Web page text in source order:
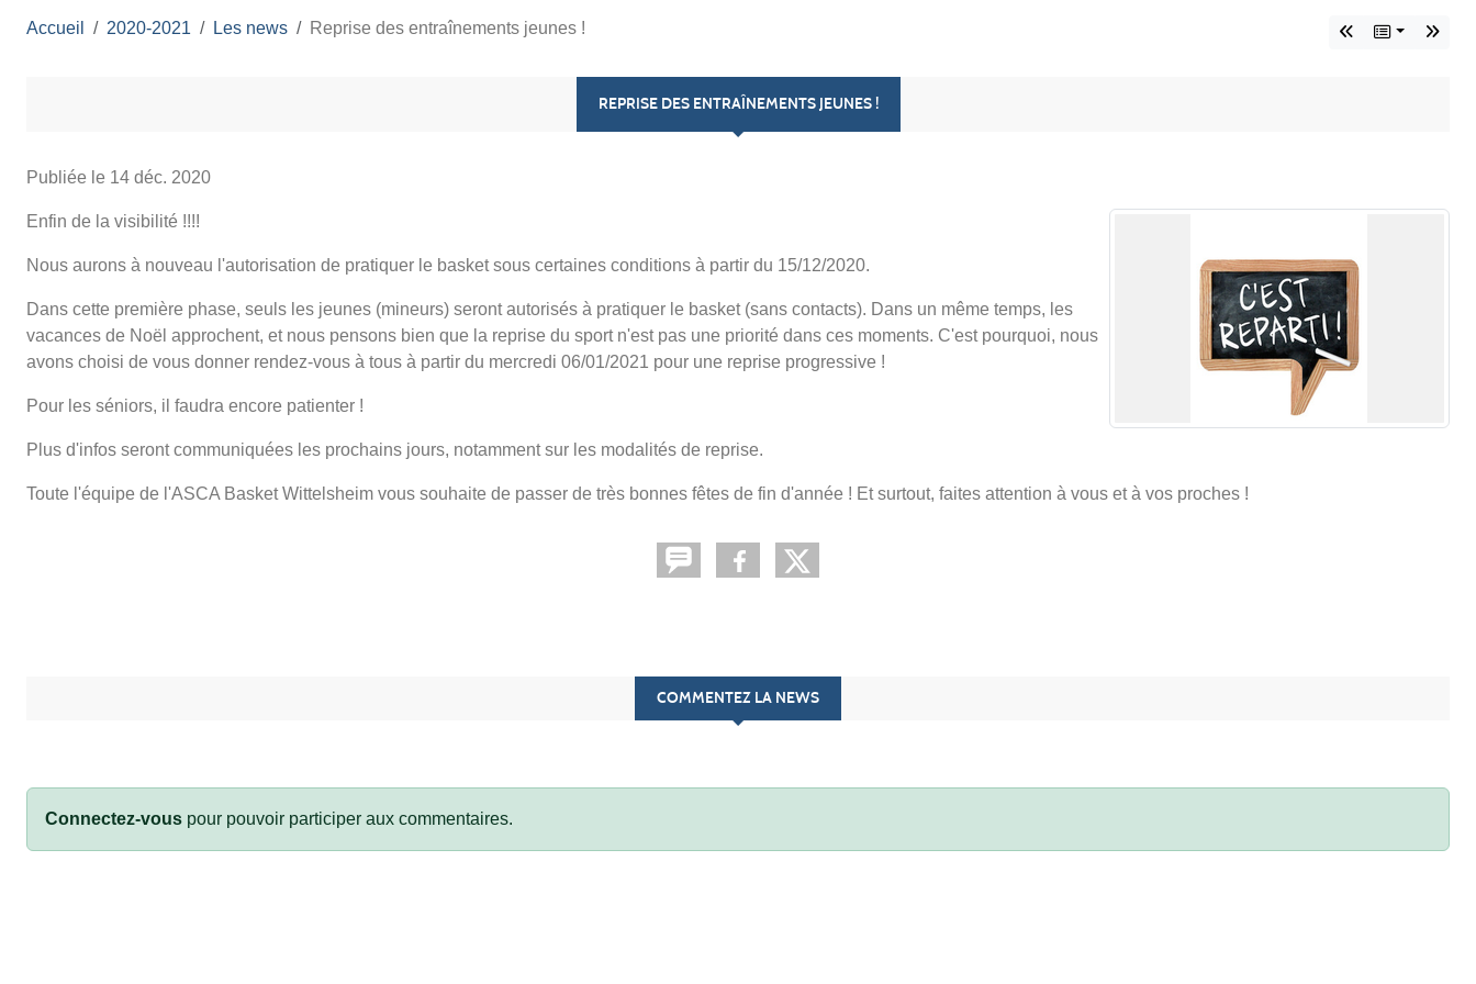
Accueil 2020-2021 Les news Reprise des entraînements jeunes !
REPRISE DES ENTRAÎNEMENTS JEUNES !
Publiée le 14 déc. 2020
Enfin de la visibilité !!!!
Nous aurons à nouveau l'autorisation de pratiquer le basket sous certaines conditions à partir du 15/12/2020.
Dans cette première phase, seuls les jeunes (mineurs) seront autorisés à pratiquer le basket (sans contacts). Dans un même temps, les
vacances de Noël approchent, et nous pensons bien que la reprise du sport n'est pas une priorité dans ces moments. C'est pourquoi, nous
avons choisi de vous donner rendez-vous à tous à partir du mercredi 06/01/2021 pour une reprise progressive !
Pour les séniors, il faudra encore patienter !
Plus d'infos seront communiquées les prochains jours, notamment sur les modalités de reprise.
Toute l'équipe de l'ASCA Basket Wittelsheim vous souhaite de passer de très bonnes fêtes de fin d'année ! Et surtout, faites attention à vous et à vos proches !
COMMENTEZ LA NEWS
Connectez-vous pour pouvoir participer aux commentaires.